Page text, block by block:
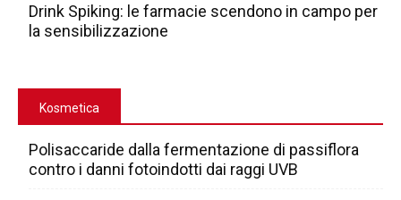
Drink Spiking: le farmacie scendono in campo per
la sensibilizzazione
Kosmetica
Polisaccaride dalla fermentazione di passiflora
contro i danni fotoindotti dai raggi UVB